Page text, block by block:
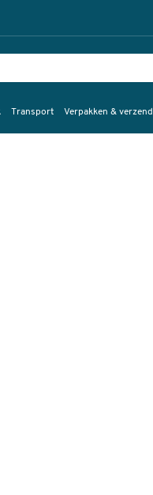
Transport Verpakken &